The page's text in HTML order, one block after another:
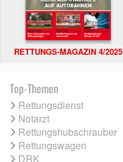
RETTUNGS-MAGAZIN 4/2025
Top-Themen
Rettungsdienst
Notarzt
Rettungshubschrauber
Rettungswagen
DRK